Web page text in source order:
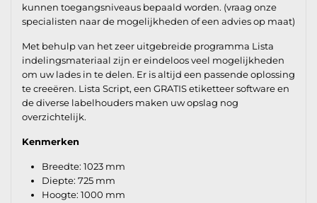
kunnen toegangsniveaus bepaald worden. (vraag onze
specialisten naar de mogelijkheden of een advies op maat)
Met behulp van het zeer uitgebreide programma Lista
indelingsmateriaal zijn er eindeloos veel mogelijkheden
om uw lades in te delen. Er is altijd een passende oplossing
te creeëren. Lista Script, een GRATIS etiketteer software en
de diverse labelhouders maken uw opslag nog
overzichtelijk.
Kenmerken
Breedte: 1023 mm
Diepte: 725 mm
Hoogte: 1000 mm